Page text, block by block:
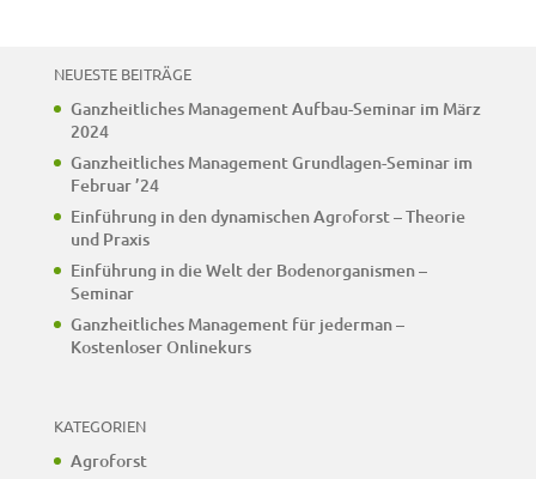
NEUESTE BEITRÄGE
Ganzheitliches Management Aufbau-Seminar im März
2024
Ganzheitliches Management Grundlagen-Seminar im
Februar ’24
Einführung in den dynamischen Agroforst – Theorie
und Praxis
Einführung in die Welt der Bodenorganismen –
Seminar
Ganzheitliches Management für jederman –
Kostenloser Onlinekurs
KATEGORIEN
Agroforst